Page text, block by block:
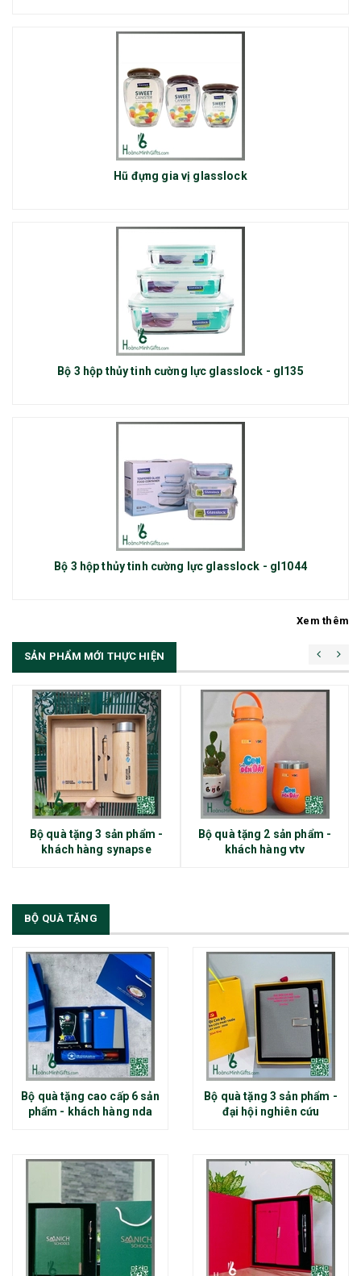
Hũ đựng gia vị glasslock
Bộ 3 hộp thủy tinh cường lực glasslock - gl135
Bộ 3 hộp thủy tinh cường lực glasslock - gl1044
Xem thêm
SẢN PHẨM MỚI THỰC HIỆN
Bộ quà tặng 3 sản phẩm -
khách hàng synapse
Bộ quà tặng 2 sản phẩm -
khách hàng vtv
BỘ QUÀ TẶNG
Bộ quà tặng cao cấp 6 sản
phẩm - khách hàng nda
Bộ quà tặng 3 sản phẩm -
đại hội nghiên cứu